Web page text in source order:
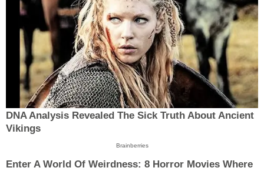
DNA Analysis Revealed The Sick Truth About Ancient
Vikings
Brainberries
Enter A World Of Weirdness: 8 Horror Movies Where